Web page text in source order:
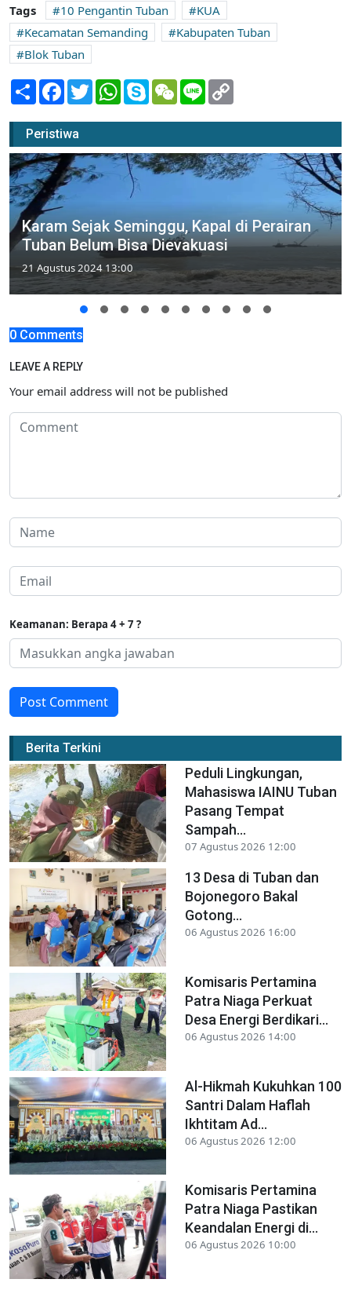
Tags 10 Pengantin Tuban
KUA
Kecamatan Semanding
Kabupaten Tuban
Blok Tuban
Share Facebook
TwitterWhatsApp
SkypeWeChatLine
Peristiwa
Karam Sejak Seminggu, Kapal di Perairan
Tuban Belum Bisa Dievakuasi
21 Agustus 2024 13:00
0 Comments
LEAVE A REPLY
Your email address will not be published
Keamanan: Berapa 4 + 7 ?
Post Comment
Berita Terkini
Peduli Lingkungan,
Mahasiswa IAINU Tuban
Pasang Tempat
Sampah...
07 Agustus 2026 12:00
13 Desa di Tuban dan
Bojonegoro Bakal
Gotong...
06 Agustus 2026 16:00
Komisaris Pertamina
Patra Niaga Perkuat
Desa Energi Berdikari...
06 Agustus 2026 14:00
Al-Hikmah Kukuhkan 100
Santri Dalam Haflah
Ikhtitam Ad...
06 Agustus 2026 12:00
Komisaris Pertamina
Patra Niaga Pastikan
Keandalan Energi di...
06 Agustus 2026 10:00